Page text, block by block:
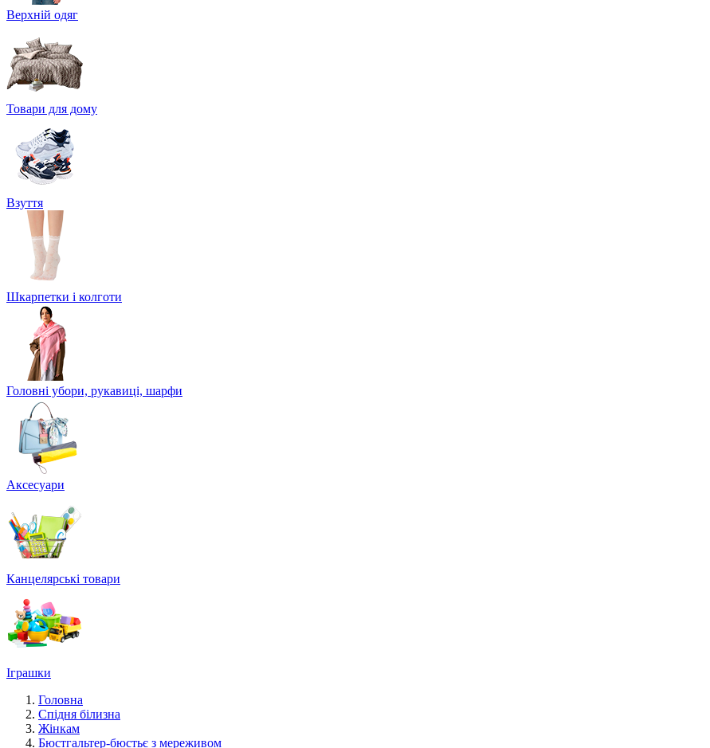
Верхній одяг
Товари для дому
Взуття
Шкарпетки і колготи
Головні убори, рукавиці, шарфи
Аксесуари
Канцелярські товари
Іграшки
Головна
Спідня білизна
Жінкам
Бюстгальтер-бюстьє з мереживом